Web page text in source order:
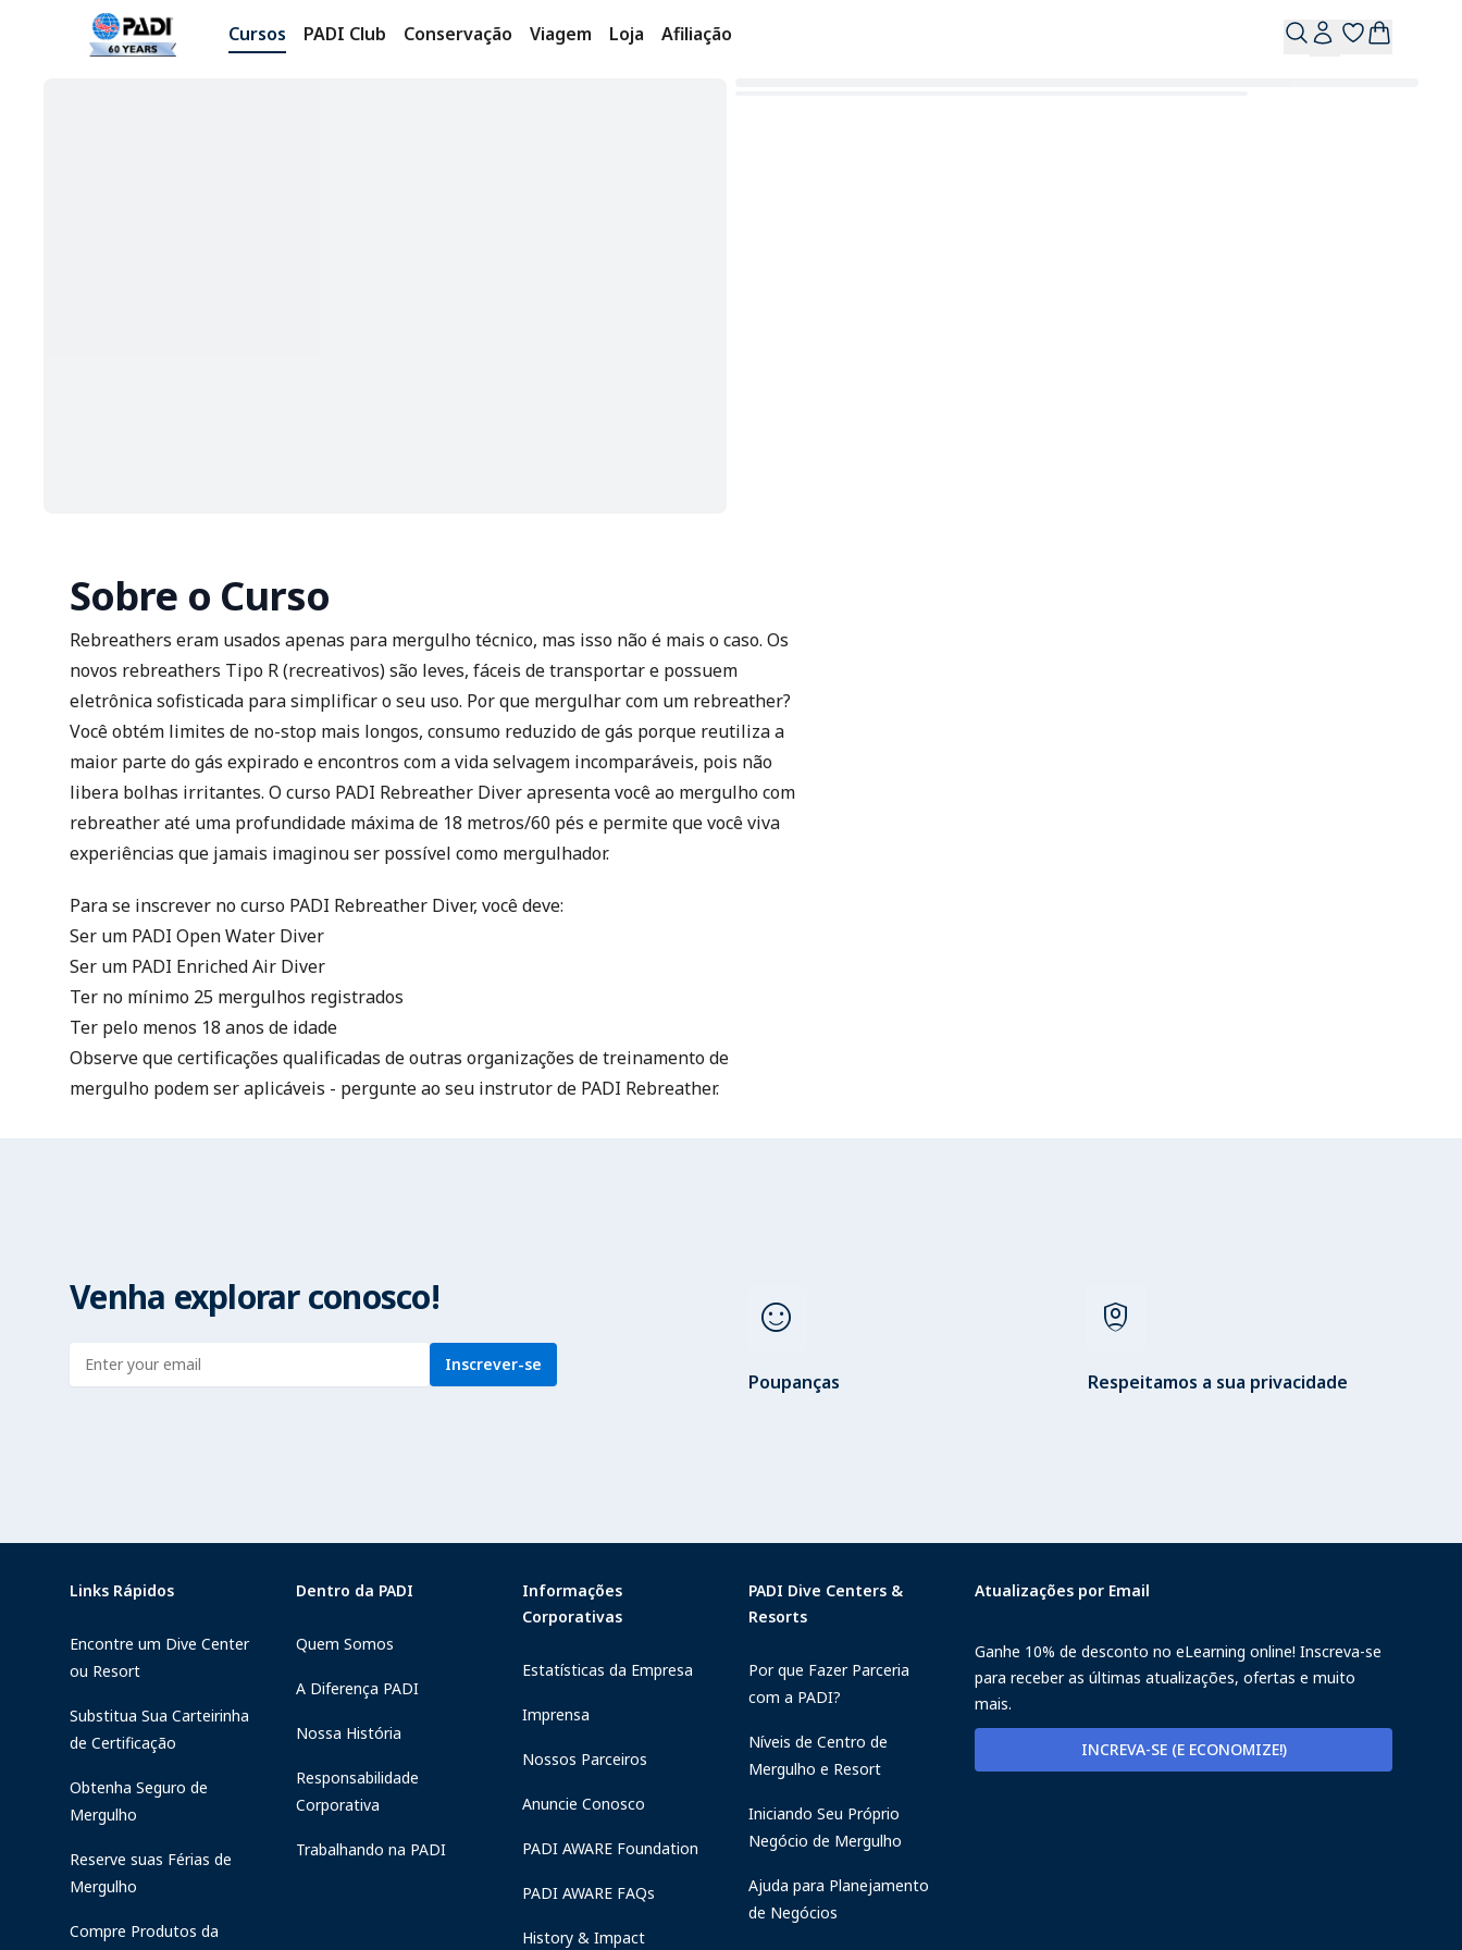
Cursos PADI Club Conservação Viagem Loja Afiliação
Sobre o Curso
Rebreathers eram usados apenas para mergulho técnico, mas isso não é mais o caso. Os
novos rebreathers Tipo R (recreativos) são leves, fáceis de transportar e possuem
eletrônica sofisticada para simplificar o seu uso. Por que mergulhar com um rebreather?
Você obtém limites de no-stop mais longos, consumo reduzido de gás porque reutiliza a
maior parte do gás expirado e encontros com a vida selvagem incomparáveis, pois não
libera bolhas irritantes. O curso PADI Rebreather Diver apresenta você ao mergulho com
rebreather até uma profundidade máxima de 18 metros/60 pés e permite que você viva
experiências que jamais imaginou ser possível como mergulhador.
Para se inscrever no curso PADI Rebreather Diver, você deve:
Ser um PADI Open Water Diver
Ser um PADI Enriched Air Diver
Ter no mínimo 25 mergulhos registrados
Ter pelo menos 18 anos de idade
Observe que certificações qualificadas de outras organizações de treinamento de
mergulho podem ser aplicáveis - pergunte ao seu instrutor de PADI Rebreather.
Venha explorar conosco!
Enter address Inscrever-se
sentiment_satisfied
Poupanças
shield_person
Respeitamos a sua privacidade
Links Rápidos
Encontre um Dive Center
ou Resort
Substitua Sua Carteirinha
de Certificação
Obtenha Seguro de
Mergulho
Reserve suas Férias de
Mergulho
Compre Produtos da
Dentro da PADI
Quem Somos
A Diferença PADI
Nossa História
Responsabilidade
Corporativa
Trabalhando na PADI
Informações
Corporativas
Estatísticas da Empresa
Imprensa
Nossos Parceiros
Anuncie Conosco
PADI AWARE Foundation
PADI AWARE FAQs
History & Impact
PADI Dive Centers &
Resorts
Por que Fazer Parceria
com a PADI?
Níveis de Centro de
Mergulho e Resort
Iniciando Seu Próprio
Negócio de Mergulho
Ajuda para Planejamento
de Negócios
Atualizações por Email
Ganhe 10% de desconto no eLearning online! Inscreva-se
para receber as últimas atualizações, ofertas e muito
mais.
INCREVA-SE (E ECONOMIZE!)